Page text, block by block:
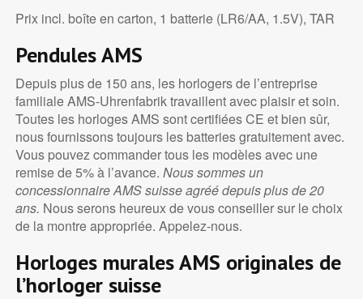
Prix incl. boîte en carton, 1 batterie (LR6/AA, 1.5V), TAR
Pendules AMS
Depuis plus de 150 ans, les horlogers de l’entreprise
familiale AMS-Uhrenfabrik travaillent avec plaisir et soin.
Toutes les horloges AMS sont certifiées CE et bien sûr,
nous fournissons toujours les batteries gratuitement avec.
Vous pouvez commander tous les modèles avec une
remise de 5% à l’avance. Nous sommes un
concessionnaire AMS suisse agréé depuis plus de 20
ans. Nous serons heureux de vous conseiller sur le choix
de la montre appropriée. Appelez-nous.
Horloges murales AMS originales de
l’horloger suisse